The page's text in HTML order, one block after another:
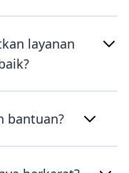
layanan
bantuan?